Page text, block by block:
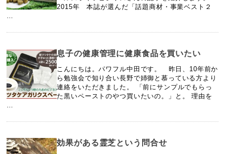
2015年 本誌が選んだ「話題商材・事業ベスト２
…
息子の健康管理に健康食品を買いたい
こんにちは。パワフル中田です。 昨日、10年前か
ら勉強会で知り合い長野で姉御と慕っている方より
連絡をいただきました。 「前にサンプルでもらっ
た黒いペーストのやつ買いたいの。」と。 理由を
…
効果がある霊芝という問合せ